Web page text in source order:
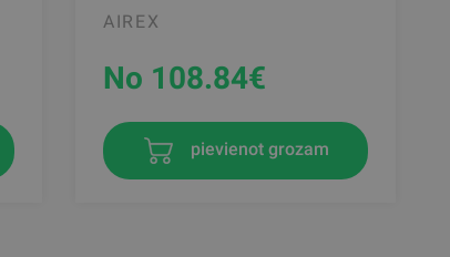
AIREX
No 108.84€
pievienot grozam